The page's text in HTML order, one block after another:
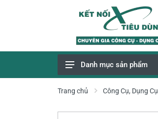
Giao Hàng Miễn Phí
Danh mục sản phẩm
Trang chủ Công Cụ, Dụng Cụ